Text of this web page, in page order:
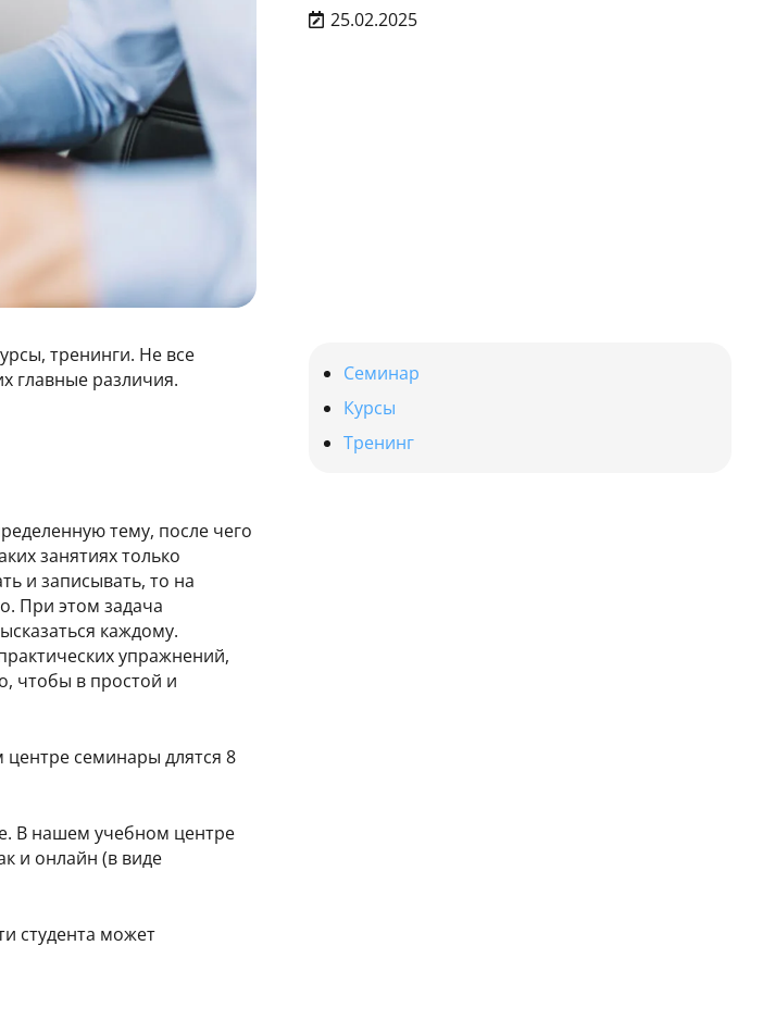
25.02.2025
тренинги. Не все
главные различия.
тему, после чего
занятиях только
и записывать, то на
При этом задача
каждому.
упражнений,
чтобы в простой и
семинары длятся 8
В нашем учебном центре
и онлайн (в виде
студента может
Семинар
Курсы
Тренинг